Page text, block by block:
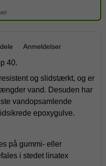
Anmeldelser
40.
og slidstærkt, og er
vand. Desuden har
vandopsamlende
epoxygulve.
på gummi- eller
i stedet linatex